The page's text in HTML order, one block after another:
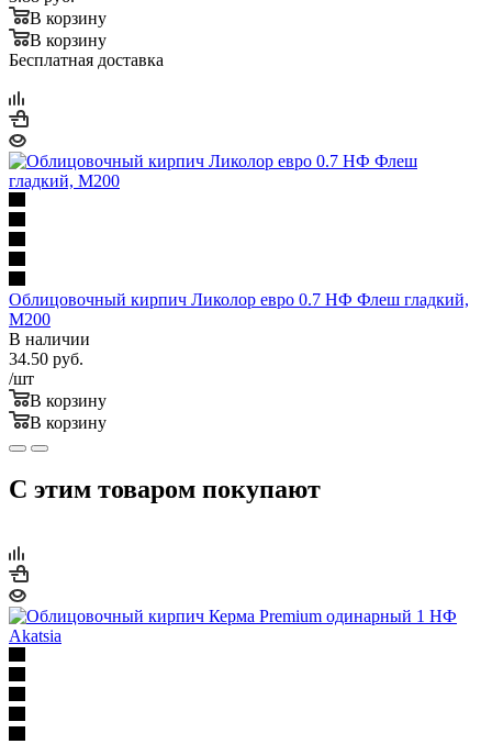
В корзину
В корзину
Бесплатная доставка
Облицовочный кирпич Ликолор евро 0.7 НФ Флеш гладкий,
М200
В наличии
34.50 руб.
/шт
В корзину
В корзину
С этим товаром покупают